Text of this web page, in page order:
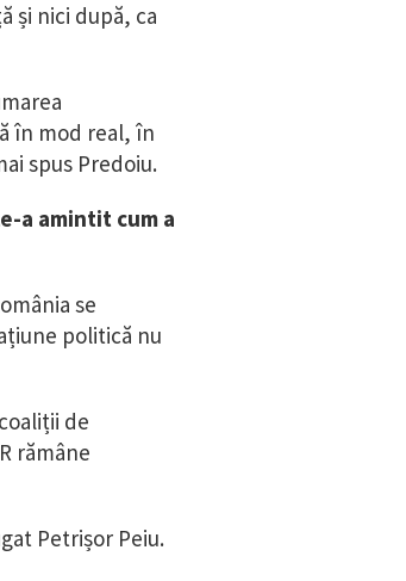
și nici după, ca
în mod real, în
spus Predoiu.
a amintit cum a
se
politică nu
de
rămâne
Petrișor Peiu.